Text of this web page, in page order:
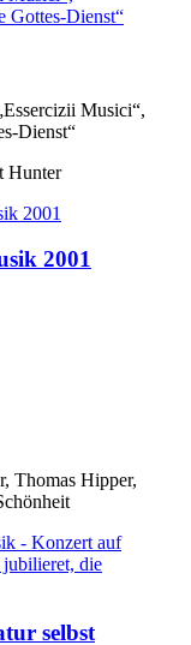
Musici“,
Dienst“
Hunter
2001
Thomas Hipper,
selbst